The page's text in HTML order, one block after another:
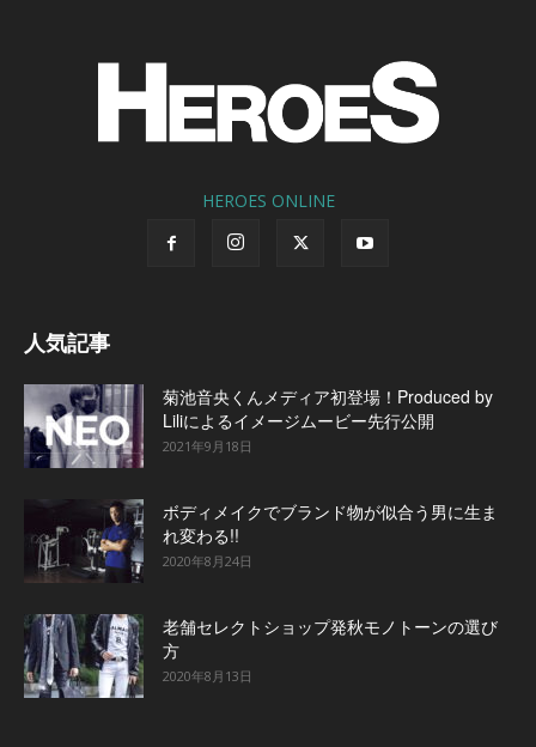
HEROES ONLINE
人気記事
菊池音央くんメディア初登場！Produced by
Liliによるイメージムービー先行公開
2021年9月18日
ボディメイクでブランド物が似合う男に生ま
れ変わる!!
2020年8月24日
老舗セレクトショップ発秋モノトーンの選び
方
2020年8月13日